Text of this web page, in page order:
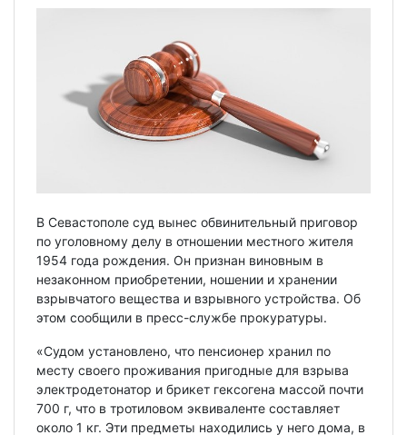
В Севастополе суд вынес обвинительный приговор
по уголовному делу в отношении местного жителя
1954 года рождения. Он признан виновным в
незаконном приобретении, ношении и хранении
взрывчатого вещества и взрывного устройства. Об
этом сообщили в пресс-службе прокуратуры.
«Судом установлено, что пенсионер хранил по
месту своего проживания пригодные для взрыва
электродетонатор и брикет гексогена массой почти
700 г, что в тротиловом эквиваленте составляет
около 1 кг. Эти предметы находились у него дома, в